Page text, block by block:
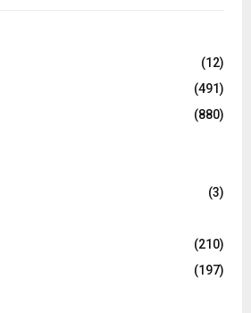
(12)
(491)
(880)
(3)
(210)
(197)